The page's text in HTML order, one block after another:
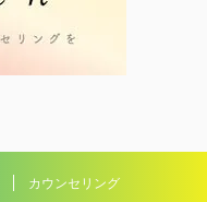
カウンセリング